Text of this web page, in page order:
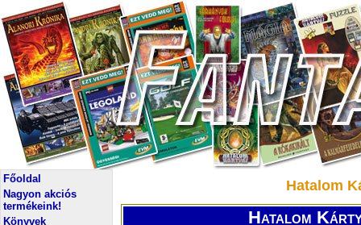
Főoldal
Nagyon akciós
termékeink!
Könyvek
Hatalom
Hatalom